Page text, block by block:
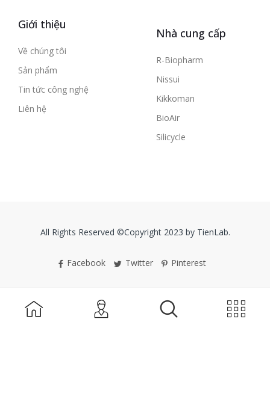
Giới thiệu
Về chúng tôi
Sản phẩm
Tin tức công nghệ
Liên hệ
Nhà cung cấp
R-Biopharm
Nissui
Kikkoman
BioAir
Silicycle
All Rights Reserved ©Copyright 2023 by TienLab.
Facebook Twitter Pinterest